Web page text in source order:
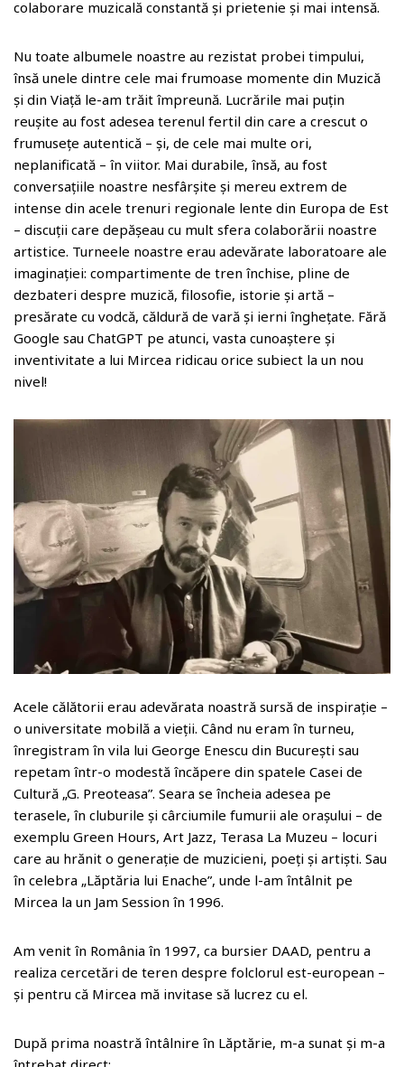
colaborare muzicală constantă și prietenie și mai intensă.
Nu toate albumele noastre au rezistat probei timpului,
însă unele dintre cele mai frumoase momente din Muzică
și din Viață le-am trăit împreună. Lucrările mai puțin
reușite au fost adesea terenul fertil din care a crescut o
frumusețe autentică – și, de cele mai multe ori,
neplanificată – în viitor. Mai durabile, însă, au fost
conversațiile noastre nesfârșite și mereu extrem de
intense din acele trenuri regionale lente din Europa de Est
– discuții care depășeau cu mult sfera colaborării noastre
artistice. Turneele noastre erau adevărate laboratoare ale
imaginației: compartimente de tren închise, pline de
dezbateri despre muzică, filosofie, istorie și artă –
presărate cu vodcă, căldură de vară și ierni înghețate. Fără
Google sau ChatGPT pe atunci, vasta cunoaștere și
inventivitate a lui Mircea ridicau orice subiect la un nou
nivel!
Acele călătorii erau adevărata noastră sursă de inspirație –
o universitate mobilă a vieții. Când nu eram în turneu,
înregistram în vila lui George Enescu din București sau
repetam într-o modestă încăpere din spatele Casei de
Cultură „G. Preoteasa”. Seara se încheia adesea pe
terasele, în cluburile și cârciumile fumurii ale orașului – de
exemplu Green Hours, Art Jazz, Terasa La Muzeu – locuri
care au hrănit o generație de muzicieni, poeți și artiști. Sau
în celebra „Lăptăria lui Enache”, unde l-am întâlnit pe
Mircea la un Jam Session în 1996.
Am venit în România în 1997, ca bursier DAAD, pentru a
realiza cercetări de teren despre folclorul est-european –
și pentru că Mircea mă invitase să lucrez cu el.
După prima noastră întâlnire în Lăptărie, m-a sunat și m-a